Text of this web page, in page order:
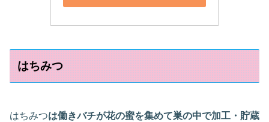
はちみつ
はちみつは働きバチが花の蜜を集めて巣の中で加工・貯蔵